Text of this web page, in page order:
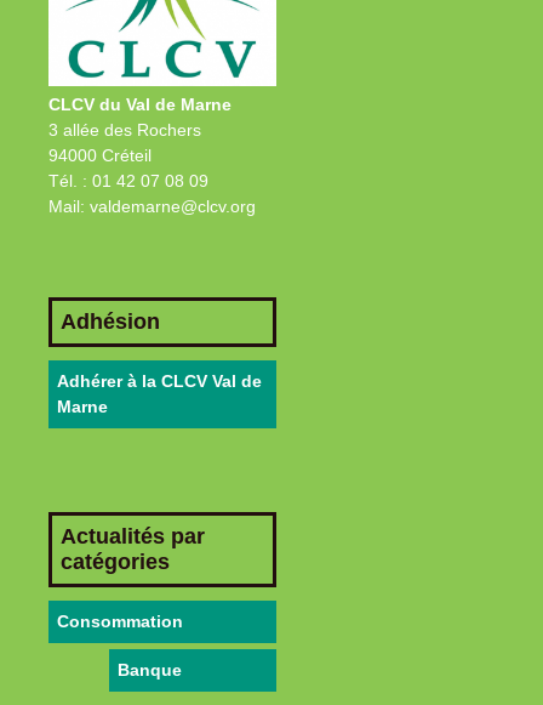
CLCV du Val de Marne
3 allée des Rochers
94000 Créteil
Tél. : 01 42 07 08 09
Mail: valdemarne@clcv.org
Adhésion
Adhérer à la CLCV Val de
Marne
Actualités par
catégories
Consommation
Banque